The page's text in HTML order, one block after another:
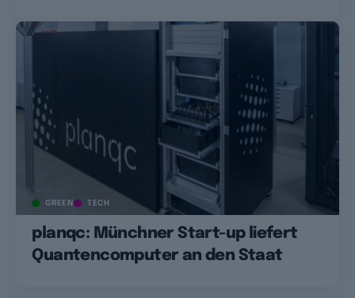
GREEN TECH
planqc: Münchner Start-up liefert
Quantencomputer an den Staat